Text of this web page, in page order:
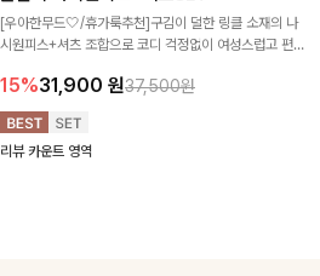
[우아한무드🤍/휴가룩추천]구김이 덜한 링클 소재의 나
시원피스+셔츠 조합으로 코디 걱정없이 여성스럽고 편안
15%31,900 원37,500원
리뷰 카운트 영역